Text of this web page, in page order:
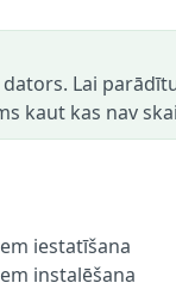
Lai
kaut kas nav
iestatīšana
instalēšana